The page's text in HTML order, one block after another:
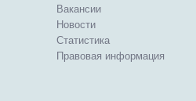
Вакансии
Новости
Статистика
Правовая информация